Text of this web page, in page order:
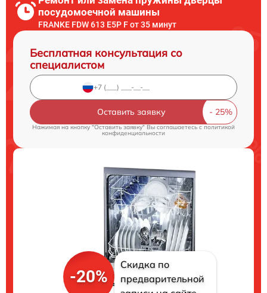
посудомоечной машины
FRANKE FDW 613 E5P F от 35 минут
Бесплатная консультация со
специалистом
Оставить заявку
Нажимая на кнопку "Оставить заявку" Вы соглашаетесь cполитикой
конфиденциальности
-20%
Скидка по
предварительной